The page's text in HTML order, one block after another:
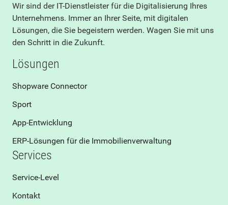
Wir sind der IT-Dienstleister für die Digitalisierung Ihres
Unternehmens. Immer an Ihrer Seite, mit digitalen
Lösungen, die Sie begeistern werden. Wagen Sie mit uns
den Schritt in die Zukunft.
Lösungen
Shopware Connector
Sport
App-Entwicklung
ERP-Lösungen für die Immobilienverwaltung
Services
Service-Level
Kontakt